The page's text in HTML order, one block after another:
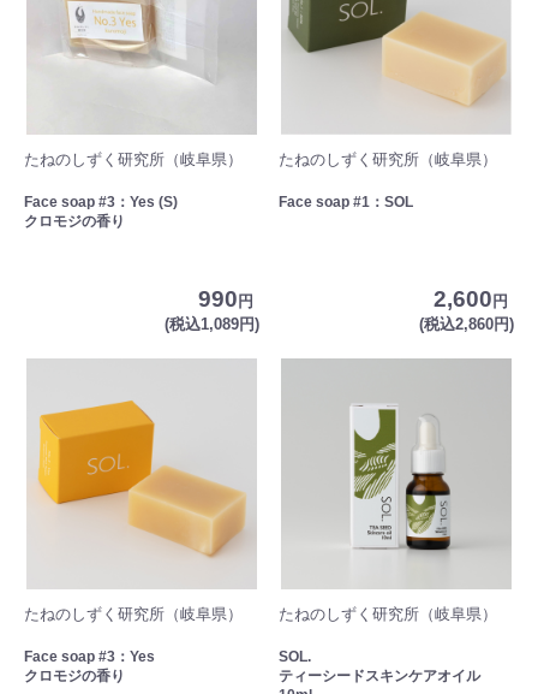
たねのしずく研究所（岐阜県）
Face soap #3：Yes (S)
クロモジの香り
990 円
(税込1,089円)
たねのしずく研究所（岐阜県）
Face soap #1：SOL
2,600 円
(税込2,860円)
たねのしずく研究所（岐阜県）
Face soap #3：Yes
クロモジの香り
たねのしずく研究所（岐阜県）
SOL.
ティーシードスキンケアオイル